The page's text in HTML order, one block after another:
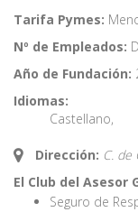
Tarifa Pymes:
Nº de Empleados:
Año de Fundación:
Idiomas:
Castellano,
Dirección: C. de
El Club del Asesor
Seguro de